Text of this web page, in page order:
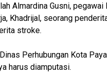
Almardina Gusni,
Khadrijal, seorang
stroke.
Perhubungan Kota
harus diamputasi.